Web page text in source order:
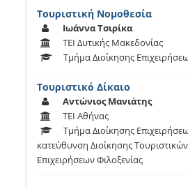
Τουριστική Νομοθεσία
Ιωάννα Τσιρίκα
ΤΕΙ Δυτικής Μακεδονίας
Τμήμα Διοίκησης
Τουριστικό Δίκαιο
Αντώνιος Μανιάτης
ΤΕΙ Αθήνας
Τμήμα Διοίκησης
κατεύθυνση Διοίκησης
Επιχειρήσεων Φιλοξενίας